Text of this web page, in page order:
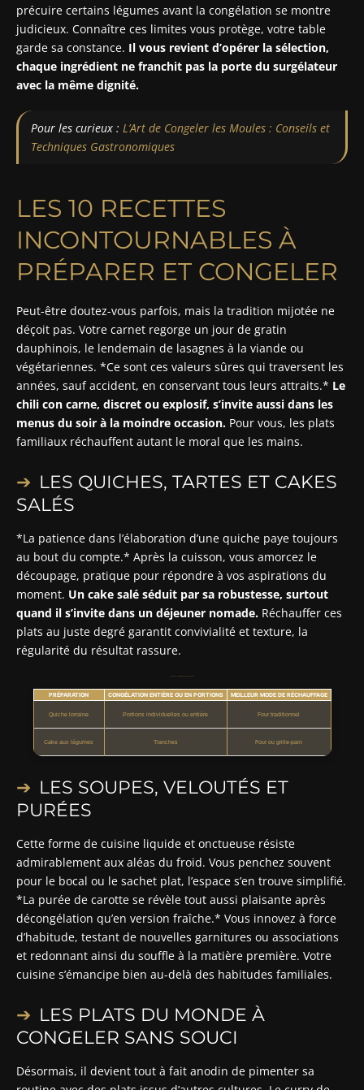
précuire certains légumes avant la congélation se montre
judicieux. Connaître ces limites vous protège, votre table
garde sa constance. Il vous revient d’opérer la sélection,
chaque ingrédient ne franchit pas la porte du surgélateur
avec la même dignité.
Pour les curieux : L’Art de Congeler les Moules : Conseils et
Techniques Gastronomiques
LES 10 RECETTES
INCONTOURNABLES À
PRÉPARER ET CONGELER
Peut-être doutez-vous parfois, mais la tradition mijotée ne
déçoit pas. Votre carnet regorge un jour de gratin
dauphinois, le lendemain de lasagnes à la viande ou
végétariennes. *Ce sont ces valeurs sûres qui traversent les
années, sauf accident, en conservant tous leurs attraits.* Le
chili con carne, discret ou explosif, s’invite aussi dans les
menus du soir à la moindre occasion. Pour vous, les plats
familiaux réchauffent autant le moral que les mains.
LES QUICHES, TARTES ET CAKES
SALÉS
*La patience dans l’élaboration d’une quiche paye toujours
au bout du compte.* Après la cuisson, vous amorcez le
découpage, pratique pour répondre à vos aspirations du
moment. Un cake salé séduit par sa robustesse, surtout
quand il s’invite dans un déjeuner nomade. Réchauffer ces
plats au juste degré garantit convivialité et texture, la
régularité du résultat rassure.
PRÉPARATION CONGÉLATION ENTIÈRE OU EN PORTIONS MEILLEUR MODE DE RÉCHAUFFAGE
Quiche lorraine Portions individuelles ou entière Four traditionnel
Cake aux légumes Tranches Four ou grille-pain
LES SOUPES, VELOUTÉS ET
PURÉES
Cette forme de cuisine liquide et onctueuse résiste
admirablement aux aléas du froid. Vous penchez souvent
pour le bocal ou le sachet plat, l’espace s’en trouve simplifié.
*La purée de carotte se révèle tout aussi plaisante après
décongélation qu’en version fraîche.* Vous innovez à force
d’habitude, testant de nouvelles garnitures ou associations
et redonnant ainsi du souffle à la matière première. Votre
cuisine s’émancipe bien au-delà des habitudes familiales.
LES PLATS DU MONDE À
CONGELER SANS SOUCI
Désormais, il devient tout à fait anodin de pimenter sa